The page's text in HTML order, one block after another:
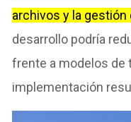
archivos y la
desarrollo podría
frente a modelos de
implementación